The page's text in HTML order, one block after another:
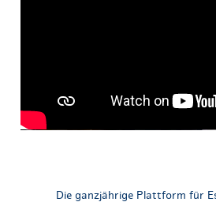
Die ganzjährige Plattform für